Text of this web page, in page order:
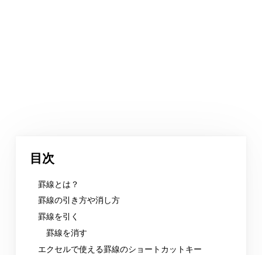
目次
罫線とは？
罫線の引き方や消し方
罫線を引く
罫線を消す
エクセルで使える罫線のショートカットキー